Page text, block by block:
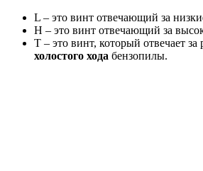
L – это винт отвечающий за
H – это винт отвечающий за
Т – это винт, который отвечает за
холостого хода бензопилы.